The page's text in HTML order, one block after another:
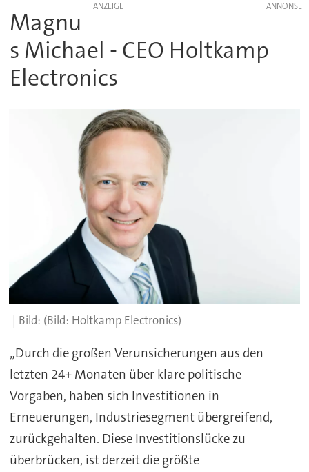
ANZEIGE
Magnu
s Michael - CEO Holtkamp
Electronics
(Bild: Holtkamp Electronics)
„Durch die großen Verunsicherungen aus den
letzten 24+ Monaten über klare politische
Vorgaben, haben sich Investitionen in
Erneuerungen, Industriesegment übergreifend,
zurückgehalten. Diese Investitionslücke zu
überbrücken, ist derzeit die größte